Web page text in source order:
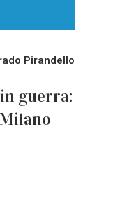
Pirandello
guerra: